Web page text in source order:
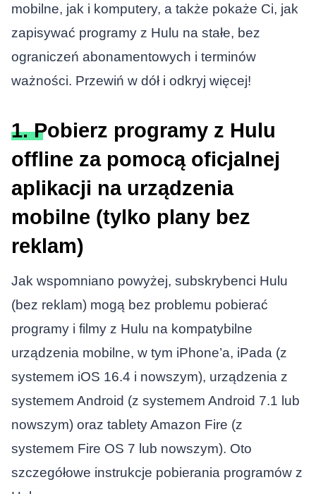
mobilne, jak i komputery, a także pokaże Ci, jak
zapisywać programy z Hulu na stałe, bez
ograniczeń abonamentowych i terminów
ważności. Przewiń w dół i odkryj więcej!
1. Pobierz programy z Hulu
offline za pomocą oficjalnej
aplikacji na urządzenia
mobilne (tylko plany bez
reklam)
Jak wspomniano powyżej, subskrybenci Hulu
(bez reklam) mogą bez problemu pobierać
programy i filmy z Hulu na kompatybilne
urządzenia mobilne, w tym iPhone’a, iPada (z
systemem iOS 16.4 i nowszym), urządzenia z
systemem Android (z systemem Android 7.1 lub
nowszym) oraz tablety Amazon Fire (z
systemem Fire OS 7 lub nowszym). Oto
szczegółowe instrukcje pobierania programów z